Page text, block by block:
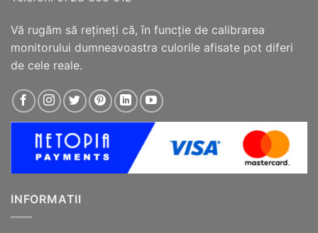
Vă rugăm să reţineţi că, în funcţie de calibrarea
monitorului dumneavoastra culorile afisate pot diferi
de cele reale.
INFORMATII